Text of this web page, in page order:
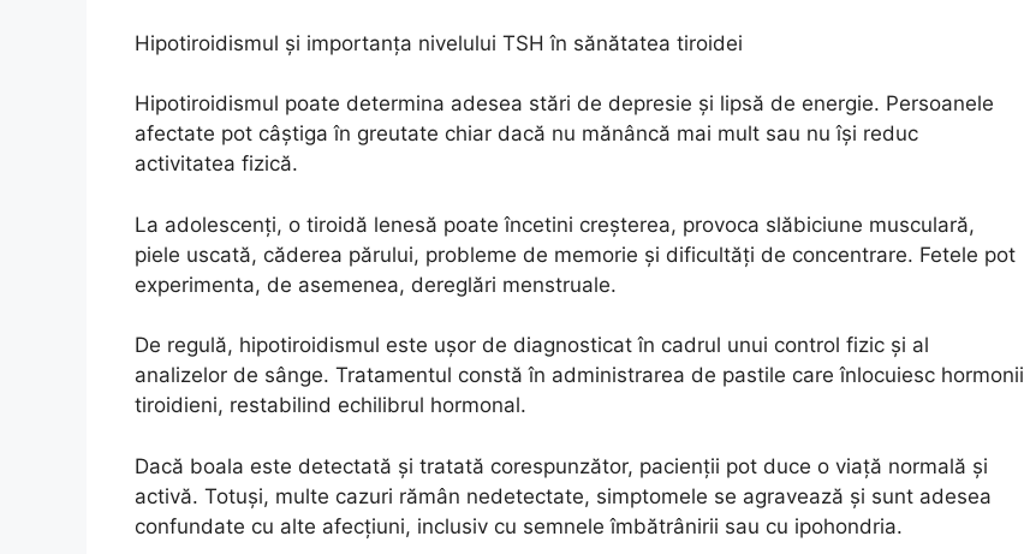
Hipotiroidismul și importanța nivelului TSH în sănătatea tiroidei
Hipotiroidismul poate determina adesea stări de depresie și lipsă de energie. Persoanele
afectate pot câștiga în greutate chiar dacă nu mănâncă mai mult sau nu își reduc
activitatea fizică.
La adolescenți, o tiroidă lenesă poate încetini creșterea, provoca slăbiciune musculară,
piele uscată, căderea părului, probleme de memorie și dificultăți de concentrare. Fetele pot
experimenta, de asemenea, dereglări menstruale.
De regulă, hipotiroidismul este ușor de diagnosticat în cadrul unui control fizic și al
analizelor de sânge. Tratamentul constă în administrarea de pastile care înlocuiesc hormonii
tiroidieni, restabilind echilibrul hormonal.
Dacă boala este detectată și tratată corespunzător, pacienții pot duce o viață normală și
activă. Totuși, multe cazuri rămân nedetectate, simptomele se agravează și sunt adesea
confundate cu alte afecțiuni, inclusiv cu semnele îmbătrânirii sau cu ipohondria.